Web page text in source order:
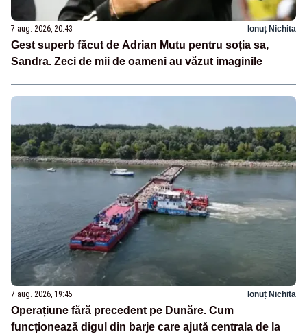
7 aug. 2026, 20:43 Ionuț Nichita
Gest superb făcut de Adrian Mutu pentru soția sa,
Sandra. Zeci de mii de oameni au văzut imaginile
7 aug. 2026, 19:45 Ionuț Nichita
Operațiune fără precedent pe Dunăre. Cum
funcționează digul din barje care ajută centrala de la